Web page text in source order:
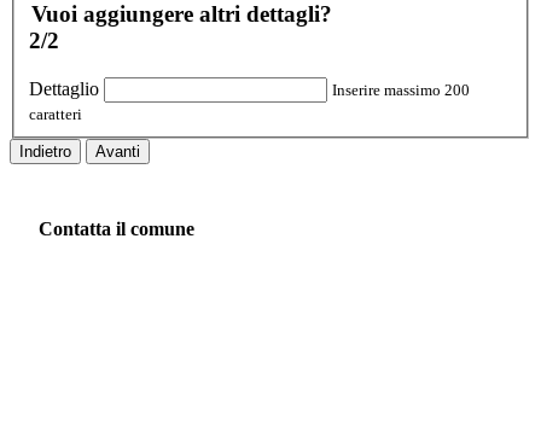
Vuoi aggiungere altri dettagli?
2/2
Dettaglio
Inserire massimo 200
caratteri
Indietro Avanti
Contatta il comune